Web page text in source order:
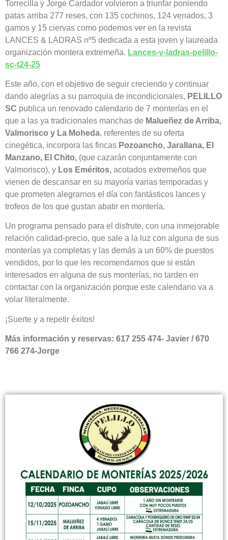
Torrecilla y Jorge Cardador volvieron a triunfar poniendo
patas arriba 277 reses, con 135 cochinos, 124 venados, 3
gamos y 15 ciervas como podemos ver en la revista
LANCES & LADRAS nº5 dedicada a esta joven y laureada
organización montera extremeña. Lances-y-ladras-pelillo-
sc-t24-25
Este año, con el objetivo de seguir creciendo y continuar
dando alegrías a su parroquia de incondicionales, PELILLO
SC publica un renovado calendario de 7 monterías en el
que a las ya tradicionales manchas de Malueñez de Arriba,
Valmorisco y La Moheda, referentes de su oferta
cinegética, incorpora las fincas Pozoancho, Jarallana, El
Manzano, El Chito, (que cazarán conjuntamente con
Valmorisco), y Los Eméritos, acotados extremeños que
vienen de descansar en su mayoría varias temporadas y
que prometen alegrarnos el día con fantásticos lances y
trofeos de los que gustan abatir en montería.
Un programa pensado para el disfrute, con una inmejorable
relación calidad-precio, que sale a la luz con alguna de sus
monterías ya completas y las demás a un 60% de puestos
vendidos, por lo que les recomendamos que si están
interesados en alguna de sus monterías, no tarden en
contactar con la organización porque este calendario va a
volar literalmente.
¡Suerte y a repetir éxitos!
Más información y reservas: 617 255 474- Javier / 670
766 274-Jorge